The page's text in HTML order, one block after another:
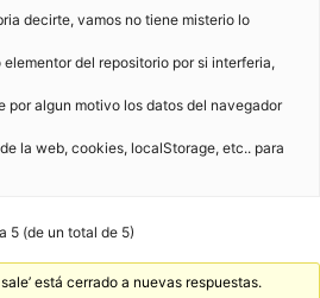
decirte, vamos no tiene misterio lo
del repositorio por si interferia,
por algun motivo los datos del navegador
la web, cookies, localStorage, etc.. para
5 (de un total de 5)
está cerrado a nuevas respuestas.